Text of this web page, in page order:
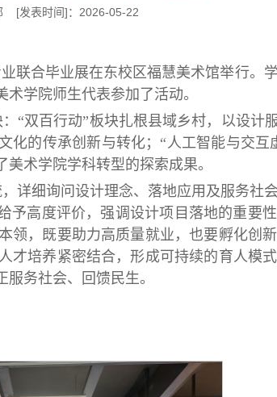
[发表时间]：2026-05-22
联合毕业展在东校区福慧美术馆举行。
学院师生代表参加了活动。
“双百行动”板块扎根县域乡村，以设计
化的传承创新与转化；“人工智能与交互
术学院学科转型的探索成果。
详细询问设计理念、落地应用及服务社
高度评价，强调设计项目落地的重要
领，既要助力高质量就业，也要孵化创
才培养紧密结合，形成可持续的育人模
务社会、回馈民生。